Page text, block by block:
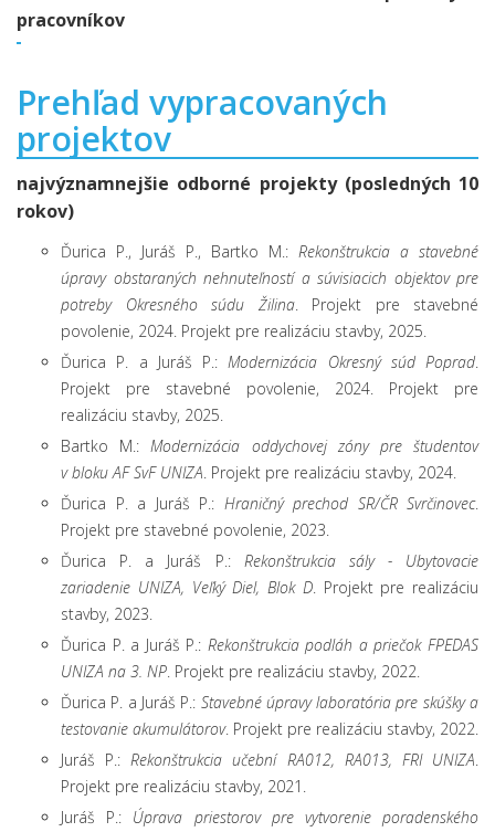
pracovníkov
Prehľad vypracovaných
projektov
najvýznamnejšie odborné projekty (posledných 10
rokov)
Ďurica P., Juráš P., Bartko M.: Rekonštrukcia a stavebné
úpravy obstaraných nehnuteľností a súvisiacich objektov pre
potreby Okresného súdu Žilina. Projekt pre stavebné
povolenie, 2024. Projekt pre realizáciu stavby, 2025.
Ďurica P. a Juráš P.:Modernizácia Okresný súd Poprad.
Projekt pre stavebné povolenie, 2024. Projekt pre
realizáciu stavby, 2025.
Bartko M.:Modernizácia oddychovej zóny pre študentov
v bloku AF SvF UNIZA. Projekt pre realizáciu stavby, 2024.
Ďurica P. a Juráš P.: Hraničný prechod SR/ČR Svrčinovec.
Projekt pre stavebné povolenie, 2023.
Ďurica P. a Juráš P.: Rekonštrukcia sály - Ubytovacie
zariadenie UNIZA, Veľký Diel, Blok D. Projekt pre realizáciu
stavby, 2023.
Ďurica P. a Juráš P.: Rekonštrukcia podláh a priečok FPEDAS
UNIZA na 3. NP. Projekt pre realizáciu stavby, 2022.
Ďurica P. a Juráš P.: Stavebné úpravy laboratória pre skúšky a
testovanie akumulátorov. Projekt pre realizáciu stavby, 2022.
Juráš P.:Rekonštrukcia učební RA012, RA013, FRI UNIZA.
Projekt pre realizáciu stavby, 2021.
Juráš P.: Úprava priestorov pre vytvorenie poradenského